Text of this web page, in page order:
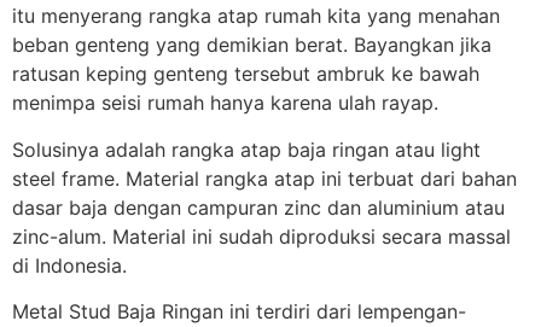
itu menyerang rangka atap rumah kita yang menahan
beban genteng yang demikian berat. Bayangkan jika
ratusan keping genteng tersebut ambruk ke bawah
menimpa seisi rumah hanya karena ulah rayap.
Solusinya adalah rangka atap baja ringan atau light
steel frame. Material rangka atap ini terbuat dari bahan
dasar baja dengan campuran zinc dan aluminium atau
zinc-alum. Material ini sudah diproduksi secara massal
di Indonesia.
Metal Stud Baja Ringan ini terdiri dari lempengan-